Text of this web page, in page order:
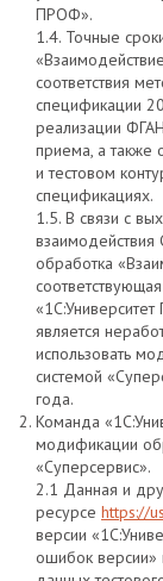
ПРОФ».
1.4. Точные
соответствия
спецификации
реализации
приема, а также
и тестовом
спецификациях.
1.5. В связи с
обработка
является
использовать
системой
года.
Команда
модификации
«Суперсервис».
2.1 Данная и
ресурсе https://
версии
ошибок версии»